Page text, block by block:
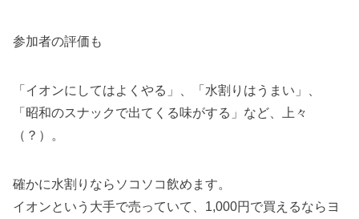
参加者の評価も
「イオンにしてはよくやる」、「水割りはうまい」、
「昭和のスナックで出てくる味がする」など、上々
（？）。
確かに水割りならソコソコ飲めます。
イオンという大手で売っていて、1,000円で買えるならヨ